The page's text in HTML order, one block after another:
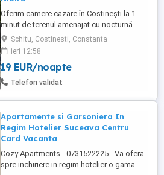
Oferim camere cazare în Costinești la 1
minut de terenul amenajat cu nocturnă
pentru basket, fotbal, tenis, 3 minute față
de Parcul de Distracții, 4 minute față de
Gara Tabără Costinești și 5 - 7 minute față
de plajă (Obelisc sau Tineretului). Cazarea
se face în: - 22 camere triple, un pat
Schitu, Costinesti, Constanta
ieri 12:58
19 EUR/noapte
Telefon validat
Apartamente si Garsoniera In
Regim Hotelier Suceava Centru
Card Vacanta
Cozy Apartments - 0731522225 - Va ofera
spre inchiriere in regim hotelier o gama